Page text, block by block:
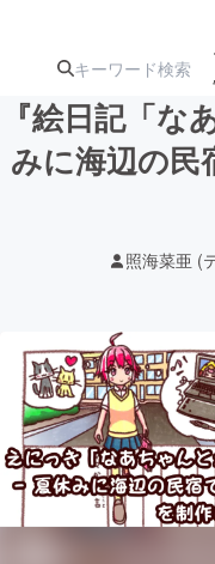
注
テクノロジ
映像・映画
ビジネス・
『絵日記「
みに海辺の民
照海菜亜 (